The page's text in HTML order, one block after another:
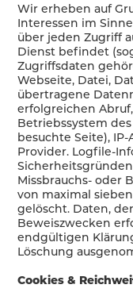
Wir erheben auf
Interessen im Sinne
über jeden Zugriff
Dienst befindet
Zugriffsdaten
Webseite, Datei,
übertragene
erfolgreichen
Betriebssystem
besuchte Seite),
Provider. Logfile-
Missbrauchs- oder
von maximal
gelöscht. Daten,
Beweiszwecken
endgültigen
Löschung
Cookies &